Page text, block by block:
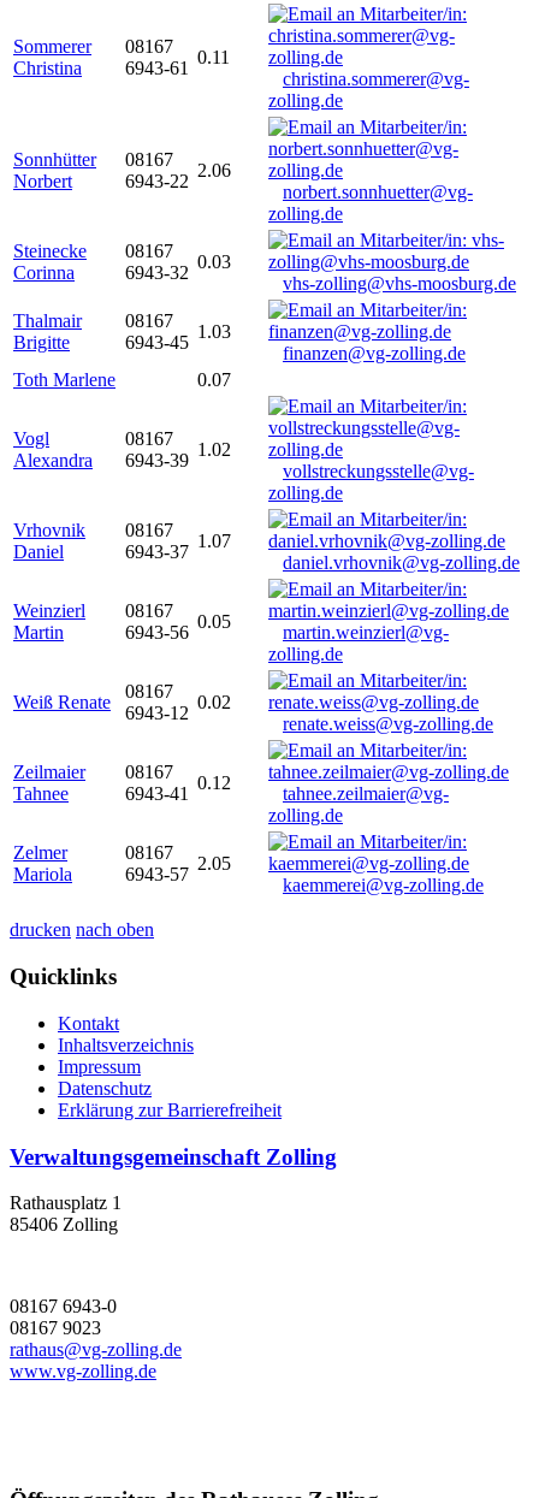
Sommerer
Christina
08167
6943-61
0.11
christina.sommerer@vg-
zolling.de
Sonnhütter
Norbert
08167
6943-22
2.06
norbert.sonnhuetter@vg-
zolling.de
Steinecke
Corinna
08167
6943-32
0.03
vhs-zolling@vhs-moosburg.de
Thalmair
Brigitte
08167
6943-45
1.03
finanzen@vg-zolling.de
Toth Marlene
0.07
Vogl
Alexandra
08167
6943-39
1.02
vollstreckungsstelle@vg-
zolling.de
Vrhovnik
Daniel
08167
6943-37
1.07
daniel.vrhovnik@vg-zolling.de
Weinzierl
Martin
08167
6943-56
0.05
martin.weinzierl@vg-
zolling.de
Weiß Renate
08167
6943-12
0.02
renate.weiss@vg-zolling.de
Zeilmaier
Tahnee
08167
6943-41
0.12
tahnee.zeilmaier@vg-
zolling.de
Zelmer
Mariola
08167
6943-57
2.05
kaemmerei@vg-zolling.de
drucken nach oben
Quicklinks
Kontakt
Inhaltsverzeichnis
Impressum
Datenschutz
Erklärung zur Barrierefreiheit
Verwaltungsgemeinschaft Zolling
Rathausplatz 1
85406 Zolling
08167 6943-0
08167 9023
rathaus@vg-zolling.de
www.vg-zolling.de